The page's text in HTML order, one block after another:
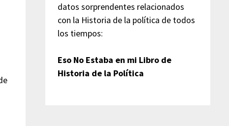
datos sorprendentes relacionados
con la Historia de la política de todos
los tiempos:
Eso No Estaba en mi Libro de
Historia de la Política